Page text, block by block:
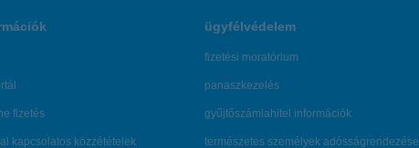
fizetés
kapcsolatos közzétételek
ügyfélvédelem
fizetési moratórium
panaszkezelés
gyűjtőszámlahitel információk
természetes személyek adósságrendezése